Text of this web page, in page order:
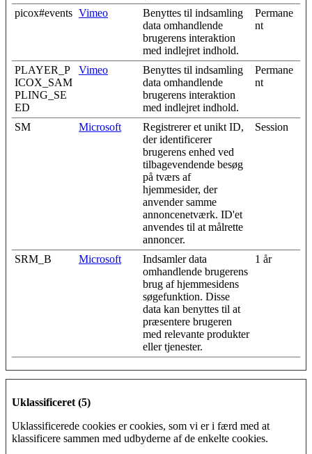
picox#events Vimeo
Benyttes til indsamling
data omhandlende
brugerens interaktion
med indlejret indhold.
Permane
nt
PLAYER_P
ICOX_SAM
PLING_SE
ED
Vimeo
Benyttes til indsamling
data omhandlende
brugerens interaktion
med indlejret indhold.
Permane
nt
SM Microsoft
Registrerer et unikt ID,
der identificerer
brugerens enhed ved
tilbagevendende besøg
på tværs af
hjemmesider, der
anvender samme
annoncenetværk. ID'et
anvendes til at målrette
annoncer.
Session
SRM_B Microsoft
Indsamler data
omhandlende brugerens
brug af hjemmesidens
søgefunktion. Disse
data kan benyttes til at
præsentere brugeren
med relevante produkter
eller tjenester.
1 år
Uklassificeret (5)
Uklassificerede cookies er cookies, som vi er i færd med at
klassificere sammen med udbyderne af de enkelte cookies.